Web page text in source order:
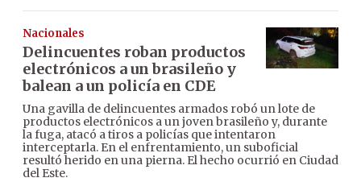
Nacionales
Delincuentes roban productos
electrónicos a un brasileño y
balean a un policía en CDE
Una gavilla de delincuentes armados robó un lote de
productos electrónicos a un joven brasileño y, durante
la fuga, atacó a tiros a policías que intentaron
interceptarla. En el enfrentamiento, un suboficial
resultó herido en una pierna. El hecho ocurrió en Ciudad
del Este.